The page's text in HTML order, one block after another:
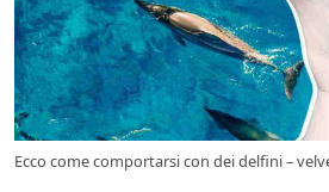
Ecco come comportarsi con dei delfini –